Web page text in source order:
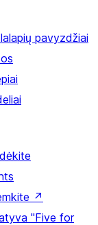
pavyzdžiai
↗
"Five for